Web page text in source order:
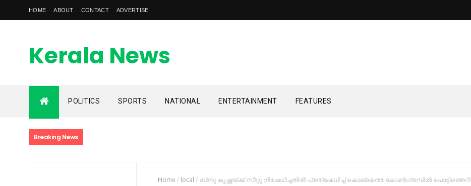
HOME ABOUT CONTACT ADVERTISE
Kerala News
Feed
kerala news feed is the one of the best malayalam online
POLITICS SPORTS NATIONAL ENTERTAINMENT FEATURES
Breaking News
Home / local / ബി​ന്ദു കൃ​ഷ്ണ​യ്ക്ക് സീ​റ്റു നി​ഷേ​ധി​ച്ച​തി​ല്‍ പ്ര​തി​ഷേ​ധി​ച്ച്‌ കൊല്ല​ത്തെ കോ​ണ്‍​ഗ്ര​സി​ല്‍ പൊ​ട്ടി​ത്തെ​റി